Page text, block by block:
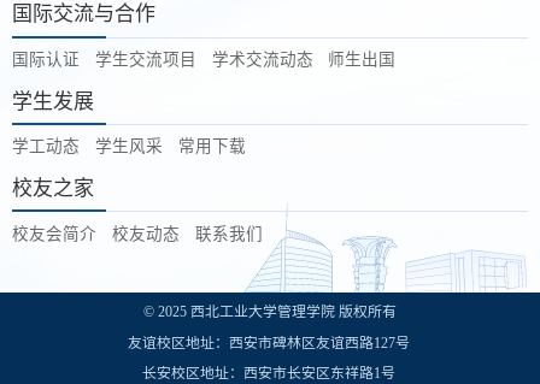
国际交流与合作
国际认证 学生交流项目 学术交流动态 师生出国
学生发展
学工动态 学生风采 常用下载
校友之家
校友会简介 校友动态 联系我们
© 2025 西北工业大学管理学院 版权所有
友谊校区地址：西安市碑林区友谊西路127号
长安校区地址：西安市长安区东祥路1号